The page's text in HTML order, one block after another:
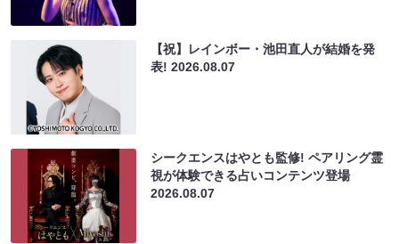
【祝】レインボー・池田直人が結婚を発
表!2026.08.07
シークエンスはやとも監修! ペアリング霊
視が体験できる占いコンテンツ登場
2026.08.07